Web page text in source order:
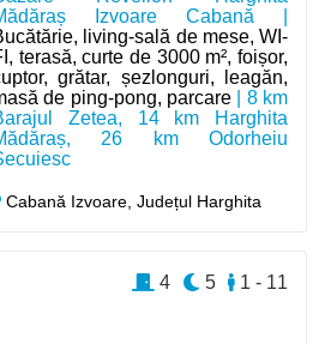
Izvoare Cabană |
living-sală de mese, WI-
terasă, curte de 3000 m², foișor,
grătar, șezlonguri, leagăn,
de ping-pong, parcare | 8 km
Zetea, 14 km Harghita
26 km Odorheiu
Cabană Izvoare,Județul Harghita
1 - 11
5
4